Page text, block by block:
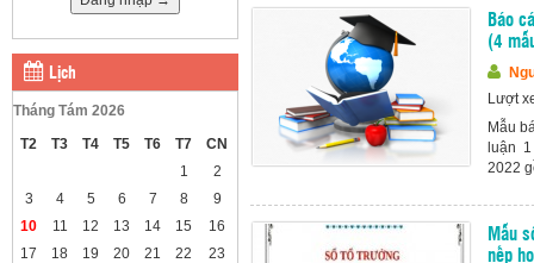
Lịch
Tháng Tám 2026
T2
T3 T4 T5 T6 T7
CN
1
2
3
4 5 6 7 8
9
10
11 12 13 14 15
16
17
18 19 20 21 22
23
Báo
(4
Lượt
Mẫu
luận 1
2022
Mẫu
nếp